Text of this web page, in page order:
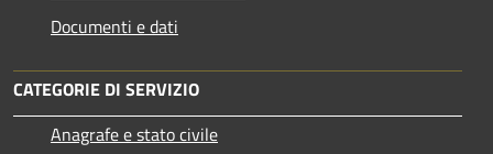
Documenti e dati
CATEGORIE DI SERVIZIO
Anagrafe e stato civile